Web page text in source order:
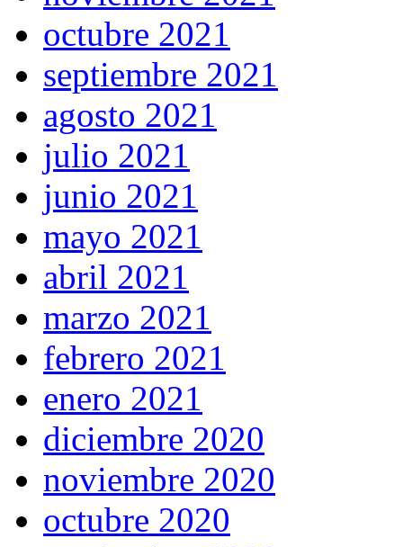
octubre 2021
septiembre 2021
agosto 2021
julio 2021
junio 2021
mayo 2021
abril 2021
marzo 2021
febrero 2021
enero 2021
diciembre 2020
noviembre 2020
octubre 2020